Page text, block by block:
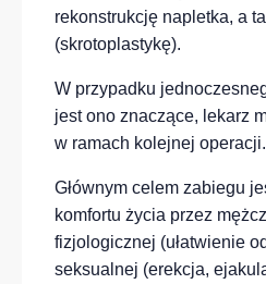
rekonstrukcję napletka, a
(skrotoplastykę).
W przypadku
jest ono znaczące, lekarz
w ramach kolejnej operacji.
Głównym celem zabiegu
komfortu życia przez
fizjologicznej (ułatwienie
seksualnej (erekcja,